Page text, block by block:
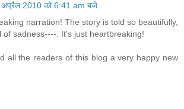
2010 को 6:41 am बजे
narration! The story is told so beautifully,
of sadness----. It's just heartbreaking!
all the readers of this blog a very happy new